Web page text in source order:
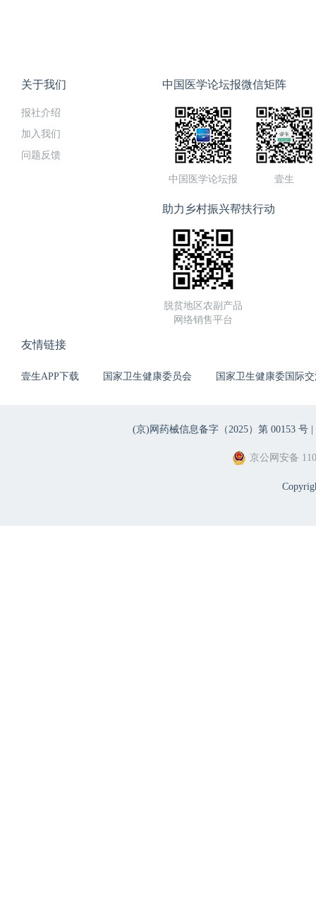
关于我们
报社介绍
加入我们
问题反馈
中国医学论坛报微信矩阵
中国医学论坛报 壹生
助力乡村振兴帮扶行动
脱贫地区农副产品
网络销售平台
友情链接
壹生APP下载 国家卫生健康委员会 国家卫生健康委国际
(京)网药械信息备字（2025）第 00153 号 |
京公网安备